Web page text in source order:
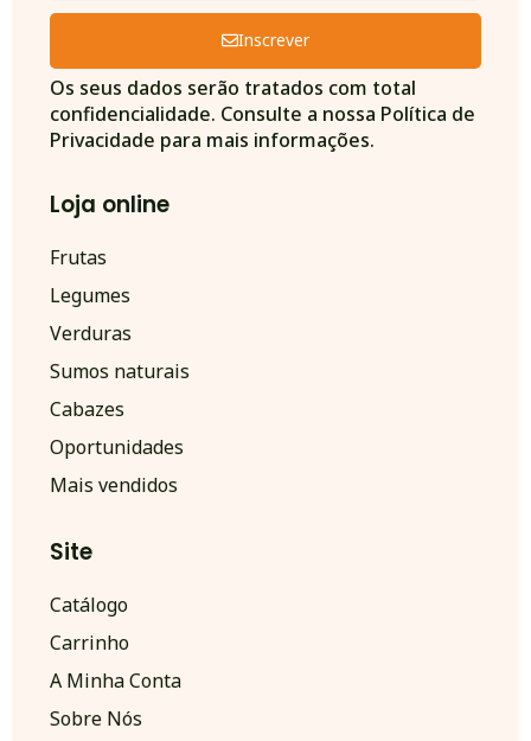
Inscrever
Alternative:
Os seus dados serão tratados com total
confidencialidade. Consulte a nossa Política de
Privacidade para mais informações.
Loja online
Frutas
Legumes
Verduras
Sumos naturais
Cabazes
Oportunidades
Mais vendidos
Site
Catálogo
Carrinho
A Minha Conta
Sobre Nós